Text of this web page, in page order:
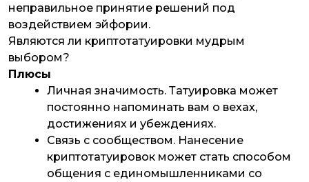
неправильное принятие решений под
воздействием эйфории.
Являются ли криптотатуировки мудрым
выбором?
Плюсы
Личная значимость. Татуировка может
постоянно напоминать вам о вехах,
достижениях и убеждениях.
Связь с сообществом. Нанесение
криптотатуировок может стать способом
общения с единомышленниками со